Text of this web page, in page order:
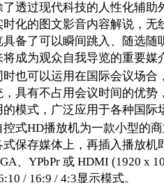
了透过现代科技的人性化辅
时化的图文影音内容解说，无
具备了可以瞬间跳入、随选随
将成为观众自我导览的重要媒
时也可以运用在国际会议场
，具有不占用会议时间的优势
的模式，广泛应用于各种国际
控式HD播放机为一款小型的
式保存媒体上，再插入播放机
、YPbPr 或 HDMI (1920 x
/ 16:9 / 4:3显示模式。